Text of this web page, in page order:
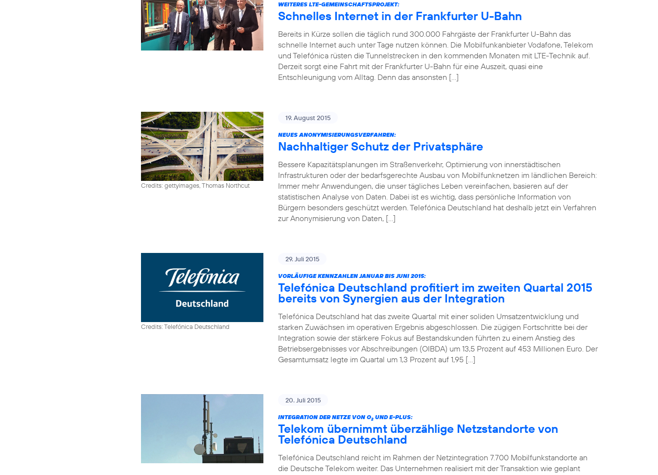
WEITERES LTE-GEMEINSCHAFTSPROJEKT:
Schnelles Internet in der Frankfurter U-Bahn
Bereits in Kürze sollen die täglich rund 300.000 Fahrgäste der Frankfurter U-Bahn das
schnelle Internet auch unter Tage nutzen können. Die Mobilfunkanbieter Vodafone, Telekom
und Telefónica rüsten die Tunnelstrecken in den kommenden Monaten mit LTE-Technik auf.
Derzeit sorgt eine Fahrt mit der Frankfurter U-Bahn für eine Auszeit, quasi eine
Entschleunigung vom Alltag. Denn das ansonsten […]
Credits: gettyimages, Thomas Northcut
19. August 2015
NEUES ANONYMISIERUNGSVERFAHREN:
Nachhaltiger Schutz der Privatsphäre
Bessere Kapazitätsplanungen im Straßenverkehr, Optimierung von innerstädtischen
Infrastrukturen oder der bedarfsgerechte Ausbau von Mobilfunknetzen im ländlichen Bereich:
Immer mehr Anwendungen, die unser tägliches Leben vereinfachen, basieren auf der
statistischen Analyse von Daten. Dabei ist es wichtig, dass persönliche Information von
Bürgern besonders geschützt werden. Telefónica Deutschland hat deshalb jetzt ein Verfahren
zur Anonymisierung von Daten, […]
Credits: Telefónica Deutschland
29. Juli 2015
VORLÄUFIGE KENNZAHLEN JANUAR BIS JUNI 2015:
Telefónica Deutschland profitiert im zweiten Quartal 2015
bereits von Synergien aus der Integration
Telefónica Deutschland hat das zweite Quartal mit einer soliden Umsatzentwicklung und
starken Zuwächsen im operativen Ergebnis abgeschlossen. Die zügigen Fortschritte bei der
Integration sowie der stärkere Fokus auf Bestandskunden führten zu einem Anstieg des
Betriebsergebnisses vor Abschreibungen (OIBDA) um 13,5 Prozent auf 453 Millionen Euro. Der
Gesamtumsatz legte im Quartal um 1,3 Prozent auf 1,95 […]
20. Juli 2015
INTEGRATION DER NETZE VON O2 UND E-PLUS:
Telekom übernimmt überzählige Netzstandorte von
Telefónica Deutschland
Telefónica Deutschland reicht im Rahmen der Netzintegration 7.700 Mobilfunkstandorte an
die Deutsche Telekom weiter. Das Unternehmen realisiert mit der Transaktion wie geplant